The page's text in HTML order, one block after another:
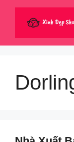
dung